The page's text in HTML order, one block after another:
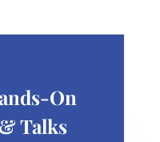
On
Talks